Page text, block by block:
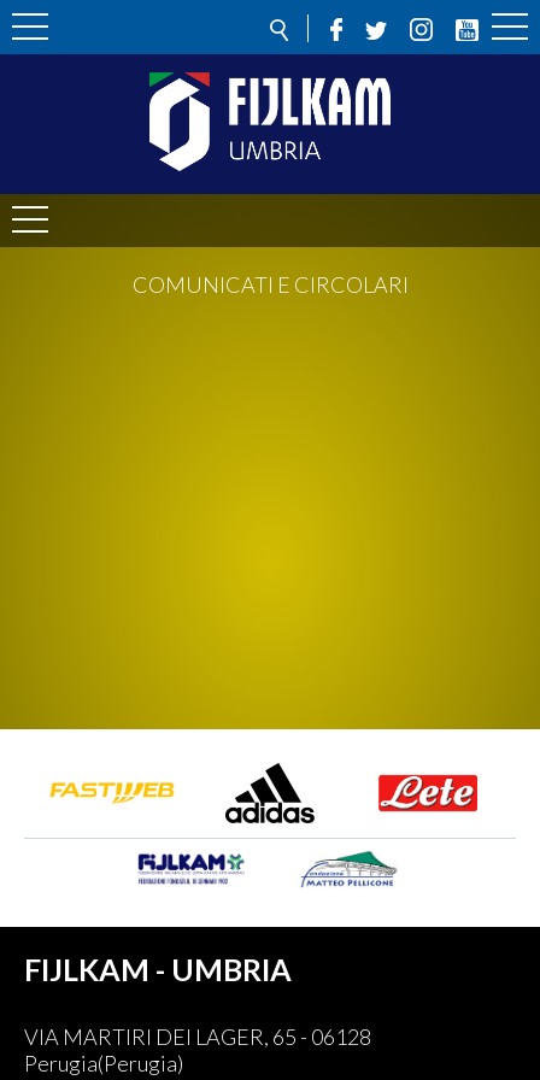
COMUNICATI E CIRCOLARI
FIJLKAM - UMBRIA
VIA MARTIRI DEI LAGER, 65 - 06128
Perugia(Perugia)